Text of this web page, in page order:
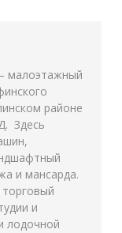
малоэтажный
районе
Здесь
и мансарда.
и
лодочной